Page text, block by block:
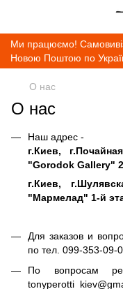
Ми працюємо!
Новою Поштою по
О нас
О нас
Наш адрес -
г.Киев,
"Gorodok Gallery"
г.Киев,
"Мармелад" 1-й
Для заказов и
по тел. 099-353-09-
По вопросам